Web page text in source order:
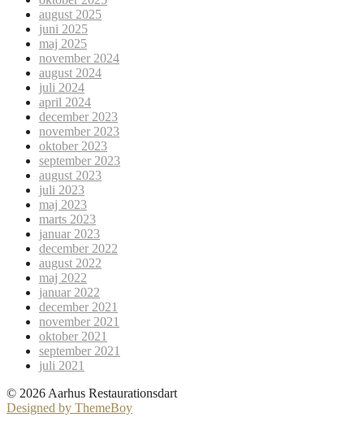
august 2025
juni 2025
maj 2025
november 2024
august 2024
juli 2024
april 2024
december 2023
november 2023
oktober 2023
september 2023
august 2023
juli 2023
maj 2023
marts 2023
januar 2023
december 2022
august 2022
maj 2022
januar 2022
december 2021
november 2021
oktober 2021
september 2021
juli 2021
© 2026 Aarhus Restaurationsdart
Designed by ThemeBoy